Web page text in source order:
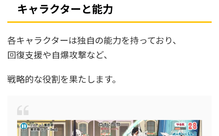
キャラクターと能力
各キャラクターは独自の能力を持っており、
回復支援や自爆攻撃など、
戦略的な役割を果たします。